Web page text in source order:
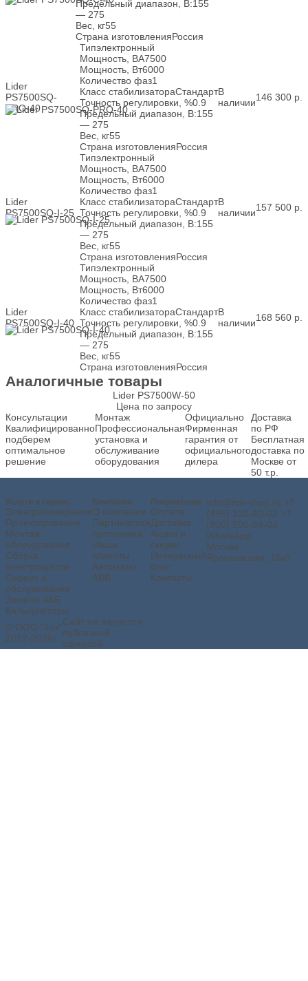
Предельный диапазон, В:155
— 275
Вес, кг55
Страна изготовленияРоссия
Lider
PS7500SQ-
PRO-40
Типэлектронный
Мощность, ВА7500
Мощность, Вт6000
Количество фаз1
Класс стабилизатораСтандарт
Точность регулировки, %0.9
Предельный диапазон, В:155
— 275
Вес, кг55
Страна изготовленияРоссия
В
наличии146 300 р.
Lider
PS7500SQ-I-25
Типэлектронный
Мощность, ВА7500
Мощность, Вт6000
Количество фаз1
Класс стабилизатораСтандарт
Точность регулировки, %0.9
Предельный диапазон, В:155
— 275
Вес, кг55
Страна изготовленияРоссия
В
наличии157 500 р.
Lider
PS7500SQ-I-40
Типэлектронный
Мощность, ВА7500
Мощность, Вт6000
Количество фаз1
Класс стабилизатораСтандарт
Точность регулировки, %0.9
Предельный диапазон, В:155
— 275
Вес, кг55
Страна изготовленияРоссия
В
наличии168 560 р.
Аналогичные товары
Lider PS7500W-50
Цена по запросу
Консультации
Квалифицированно
подберем
оптимальное
решение
Монтаж
Профессиональная
установка и
обслуживание
оборудования
Официально
Фирменная
гарантия от
официального
дилера
Доставка
по РФ
Бесплатная
доставка по
Москве от
50 т.р.
Услуги и сервис
Электроизмерения
Проектирование
Монтаж
оборудования
Сборка
электрощитов
Сервис и
обслуживание
Замена АКБ
Калькуляторы
Компания
О компании
Партнерская
программа
Наши
клиенты
Автоматы
ABB
Покупателю
Оплата
Доставка
Акции и
скидки
Интересный
блог
Контакты
info@tok-shop.ru +7
(495) 120-80-02 +7
(800) 500-89-04
WhatsApp
Москва,
Ярославская, 15к3
© ООО "Ток"
2012-2026г.
Сайт не является
публичной
офертой